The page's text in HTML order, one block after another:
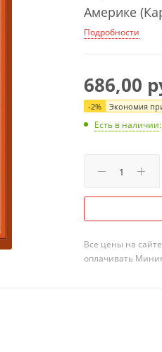
Америке
Подробности
686,00
-2% Экономия
Есть в наличии
Все цены на
оплачивать